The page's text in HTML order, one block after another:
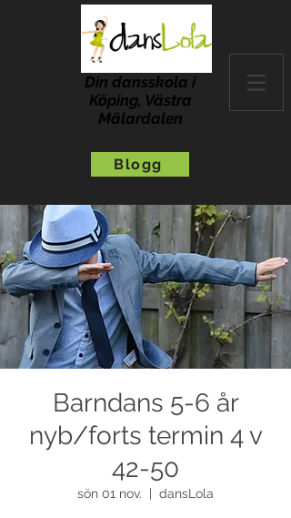
Din dansskola i
Köping, Västra
Mälardalen
Blogg
Barndans 5-6 år
nyb/forts termin 4 v
42-50
sön 01 nov. dansLola